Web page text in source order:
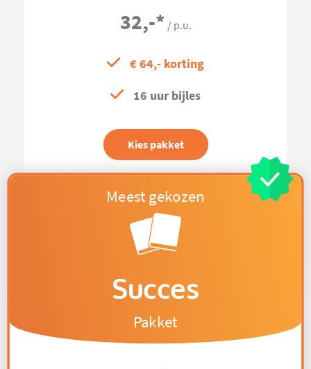
32,-* / p.u.
€ 64,- korting
16 uur bijles
Kies pakket
Succes
Pakket